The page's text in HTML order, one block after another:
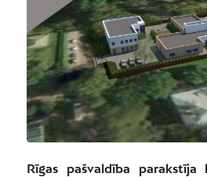
Rīgas pašvaldība